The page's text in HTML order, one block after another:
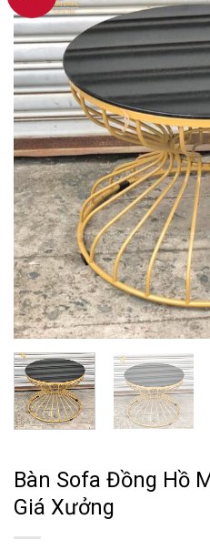
Bàn Sofa Đồng Hồ
Giá Xưởng